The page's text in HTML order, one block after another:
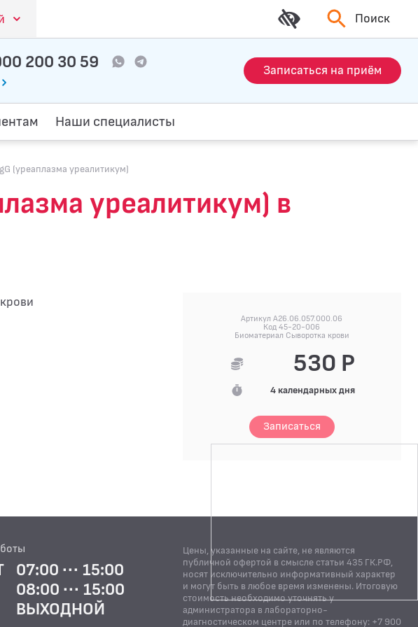
Поиск
200 30 59 Записаться на приём
Наши специалисты
(уреаплазма уреалитикум)
уреалитикум) в
Артикул A26.06.057.000.06
Код 45-20-006
Биоматериал Сыворотка крови
530 Р
4 календарных дня
Записаться
07:00 ··· 15:00
08:00 ··· 15:00
ВЫХОДНОЙ
Цены, указанные на сайте, не являются
публичной офертой в смысле статьи 435 ГК.РФ,
носят исключительно информативный характер
и могут быть в любое время изменены. Итоговую
стоимость необходимо уточнять у
администратора в лабораторно-
диагностическом центре или по телефону: +7 900